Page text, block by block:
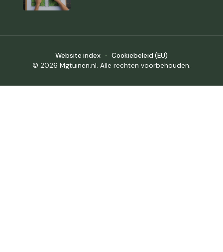
© 2026 Mgtuinen.nl. Alle rechten voorbehouden.
Website index Cookiebeleid (EU)